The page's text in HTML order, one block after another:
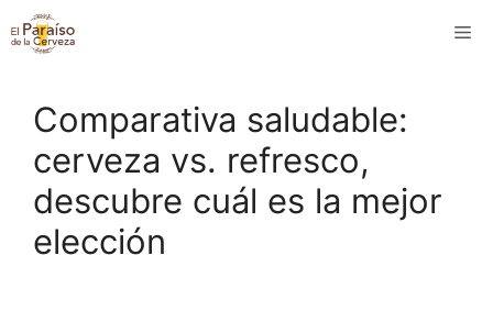
Saltar
al
Comparativa saludable:
cerveza vs. refresco,
descubre cuál es la mejor
elección